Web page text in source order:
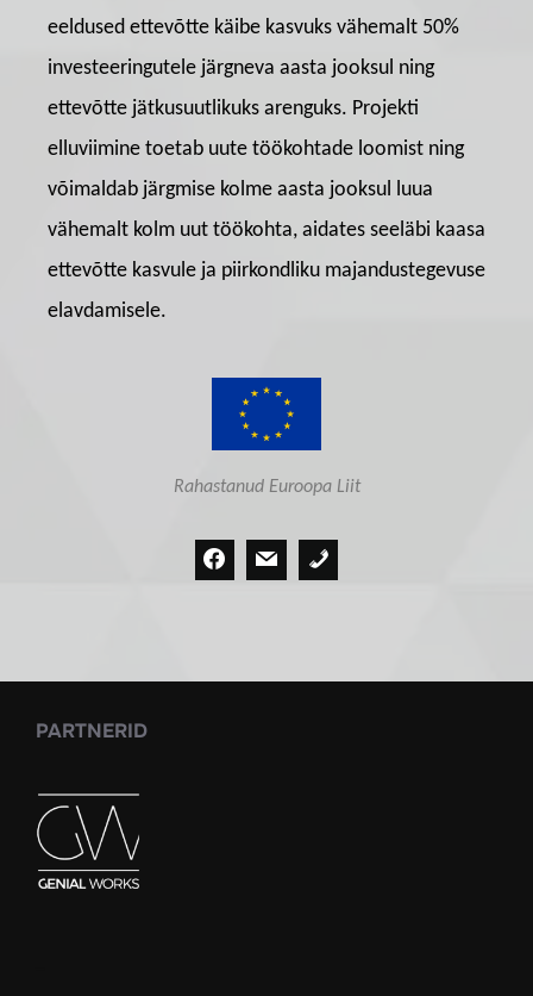
eeldused ettevõtte käibe kasvuks vähemalt 50%
investeeringutele järgneva aasta jooksul ning
ettevõtte jätkusuutlikuks arenguks. Projekti
elluviimine toetab uute töökohtade loomist ning
võimaldab järgmise kolme aasta jooksul luua
vähemalt kolm uut töökohta, aidates seeläbi kaasa
ettevõtte kasvule ja piirkondliku majandustegevuse
elavdamisele.
Rahastanud Euroopa Liit
PARTNERID